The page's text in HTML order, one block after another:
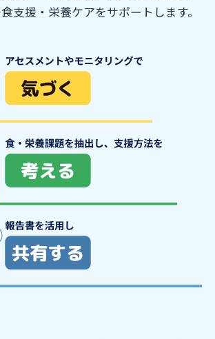
支援・栄養ケアをサポートします。